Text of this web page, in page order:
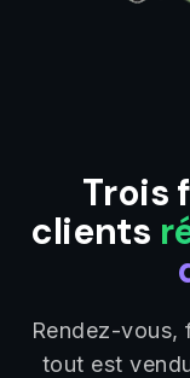
Trois
clients
Rendez-vous,
tout est